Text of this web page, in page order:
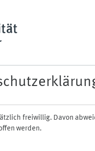
freiwillig. Davon
werden.